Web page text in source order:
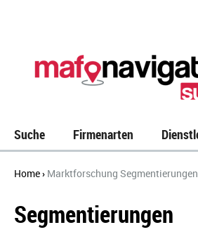
Suche Firmenarten
Home› Marktforschung Segmentierungen
Segmentierungen